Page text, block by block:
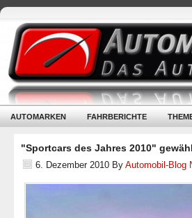
AUTOMARKEN FAHRBERICHTE
"Sportcars des Jahres 2010"
6. Dezember 2010 By Automobil-Blog